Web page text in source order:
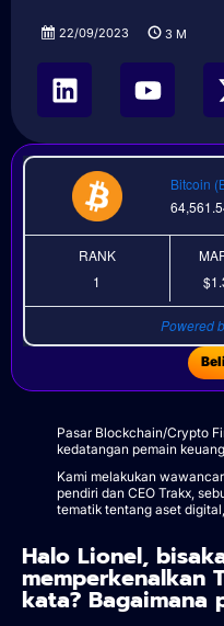
22/09/2023 3 M
Bitcoin
RANK
1
Powered
Pasar Blockchain/Crypto
kedatangan pemain
Kami melakukan
pendiri dan CEO Trakx,
tematik tentang aset
Halo Lionel,
memperkenalkan
kata?